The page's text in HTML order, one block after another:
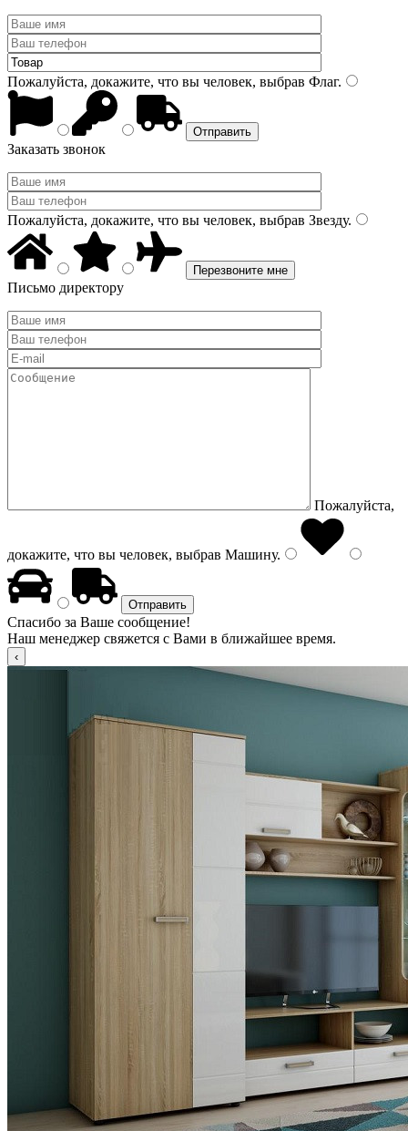
Пожалуйста, докажите, что вы человек, выбрав Флаг.
Заказать звонок
Пожалуйста, докажите, что вы человек, выбрав Звезду.
Письмо директору
Пожалуйста,
докажите, что вы человек, выбрав Машину.
Спасибо за Ваше сообщение!
Наш менеджер свяжется с Вами в ближайшее время.